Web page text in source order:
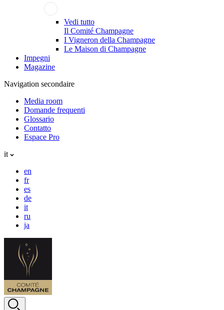
Vedi tutto
Il Comité Champagne
I Vigneron della Champagne
Le Maison di Champagne
Impegni
Magazine
Navigation secondaire
Media room
Domande frequenti
Glossario
Contatto
Espace Pro
it
en
fr
es
de
it
ru
ja